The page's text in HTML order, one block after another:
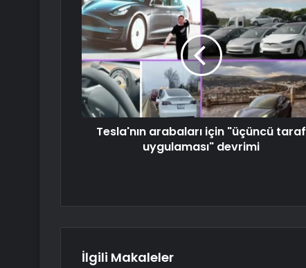
Tesla'nın arabaları için "üçüncü taraf
uygulaması" devrimi
İlgili Makaleler